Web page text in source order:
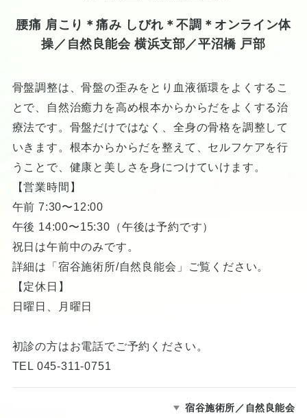
腰痛 肩こり＊痛み しびれ＊不調＊オンライン体
操／自然良能会 横浜支部／平沼橋 戸部
骨盤調整は、骨盤の歪みをとり血液循環をよくするこ
とで、自然治癒力を高め根本からからだをよくする治
療法です。骨盤だけではなく、全身の骨格を調整して
いきます。根本からからだを整えて、セルフケアを行
うことで、健康と美しさを身につけていけます。
【営業時間】
午前 7:30〜12:00
午後 14:00〜15:30（午後は予約です）
祝日は午前中のみです。
詳細は「宿谷施術所/自然良能会」ご覧ください。
【定休日】
日曜日、月曜日
初診の方はお電話でご予約ください。
TEL 045-311-0751
宿谷施術所／自然良能会